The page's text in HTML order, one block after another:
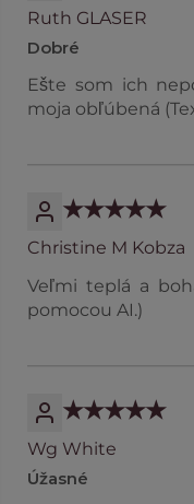
Ruth GLASER
Dobré
Ešte som ich
moja obľúbená
Christine M Kobza
Veľmi teplá a
pomocou AI.)
Wg White
Úžasné